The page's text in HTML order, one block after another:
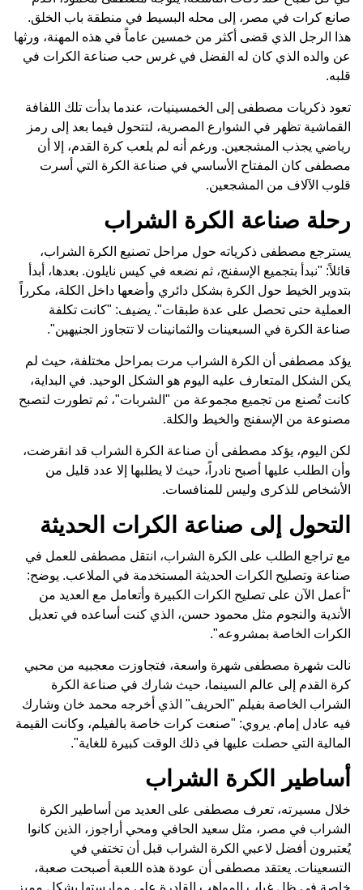
صانع كرات في مصر، إلى محله البسيط في منطقة باب الخلق.
هذا الرجل الذي قضى أكثر من خمسين عاماً في هذه المهنة، ورثها
عن والده الذي كان له الفضل في غرس حب صناعة الكرات في
قلبه.
تعود ذكريات مصطفى إلى الخمسينيات، عندما بدأت تلك اللفافة
القماشية تظهر في الشوارع المصرية، لتتحول فيما بعد إلى رمز
رياضي يجذب المشجعين. ورغم أنه لم يلعب كرة القدم، إلا أن
مصطفى كان المفتاح الأساسي في صناعة الكرة التي أسرت
قلوب الآلاف من المشجعين.
رحلة صناعة الكرة الشراب
يسترجع مصطفى ذكرياته حول مراحل تصنيع الكرة الشراب،
قائلاً: "نبدأ بتجميع الإسفنج، ثم نضعه في كيس نايلون. بعدها، أبدأ
بتدوير الخيط حول الكرة بشكل دائري وأضعها داخل الكلة، مكرراً
العملية حتى تحصل على عدة طبقات". يضيف: "كانت تكلفة
صناعة الكرة في السبعينات والثمانينات لا تتجاوز الجنيهين".
يؤكد مصطفى أن الكرة الشراب مرت بمراحل مختلفة، حيث لم
يكن الشكل المتعارف عليه اليوم هو الشكل الوحيد. في البداية،
كانت تُصنع من تجميع مجموعة من "الشربات"، ثم تطورت لتصبح
مصنوعة من الإسفنج والخيط والكلة.
لكن اليوم، يؤكد مصطفى أن صناعة الكرة الشراب قد انقرضت،
وأن الطلب عليها أصبح نادراً، حيث لا يطلبها إلا عدد قليل من
الأشخاص للذكرى وليس للمنافسات.
التحول إلى صناعة الكرات الحديثة
مع تراجع الطلب على الكرة الشراب، انتقل مصطفى للعمل في
صناعة وتصليح الكرات الحديثة المستخدمة في الملاعب. يوضح:
"أعمل الآن على تصليح الكرات الكبيرة وأتعامل مع العديد من
الأندية والنجوم مثل محمود حسن، الذي كنت أساعده في تعديل
الكرات الخاصة بمشروعه".
نالت شهرة مصطفى شهرة واسعة، فتجاوزت معجبيه من محبي
كرة القدم إلى عالم السينما، حيث شارك في صناعة الكرة
الشراب الخاصة بفيلم "الحريف" الذي أخرجه محمد خان وشارك
فيه عادل إمام. يروي: "صنعت كرات خاصة بالفيلم، وكانت القيمة
المالية التي حصلت عليها في ذلك الوقت كبيرة للغاية".
أساطير الكرة الشراب
خلال مسيرته، تعرف مصطفى على العديد من أساطير الكرة
الشراب في مصر، مثل سعيد الحافي ومحي أراجوز، الذين كانوا
يُعتبرون أفضل لاعبي الكرة الشراب قبل أن تختفي في
التسعينات. يعتقد مصطفى أن عودة هذه اللعبة أصبحت صعبة،
خاصة في ظل غياب المواهب القادرة على ممارستها بشكل مميز.